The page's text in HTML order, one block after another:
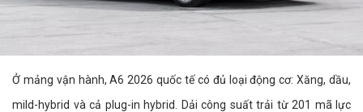
Ở mảng vận hành, A6 2026 quốc tế có đủ loại động cơ: Xăng, dầu,
mild-hybrid và cả plug-in hybrid. Dải công suất trải từ 201 mã lực